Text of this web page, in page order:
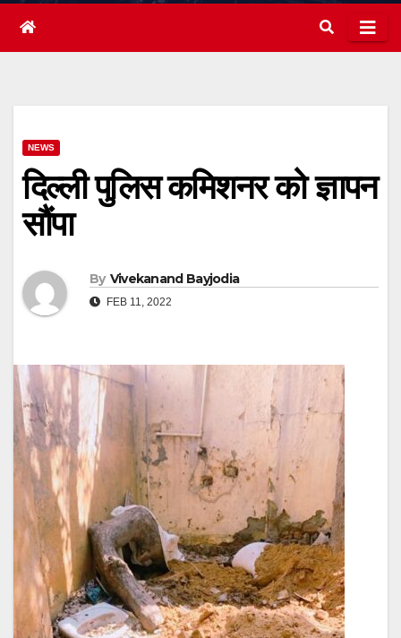
NEWS
दिल्ली पुलिस कमिशनर को ज्ञापन
सौंपा
By Vivekanand Bayjodia
FEB 11, 2022